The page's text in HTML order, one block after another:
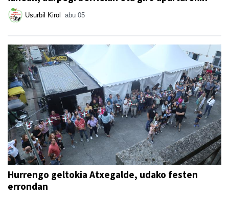
Usurbil Kirol abu 05
Hurrengo geltokia Atxegalde, udako festen
errondan